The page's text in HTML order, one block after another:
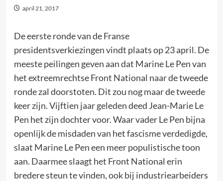
april 21, 2017
De eerste ronde van de Franse
presidentsverkiezingen vindt plaats op 23 april. De
meeste peilingen geven aan dat Marine Le Pen van
het extreemrechtse Front National naar de tweede
ronde zal doorstoten. Dit zou nog maar de tweede
keer zijn. Vijftien jaar geleden deed Jean-Marie Le
Pen het zijn dochter voor. Waar vader Le Pen bijna
openlijk de misdaden van het fascisme verdedigde,
slaat Marine Le Pen een meer populistische toon
aan. Daarmee slaagt het Front National erin
bredere steun te vinden, ook bij industriearbeiders